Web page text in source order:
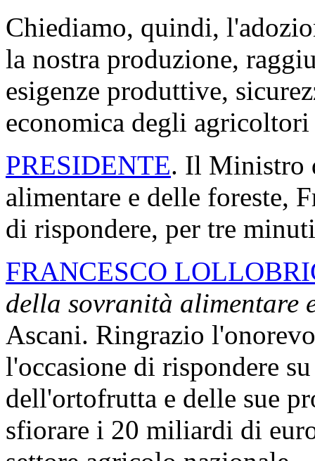
Chiediamo, quindi,
la nostra produzione,
esigenze produttive,
economica degli
PRESIDENTE. Il Ministro
alimentare e delle foreste,
di rispondere, per tre
FRANCESCO
della sovranità alimentare
Ascani. Ringrazio
l'occasione di rispondere
dell'ortofrutta e delle sue
sfiorare i 20 miliardi di